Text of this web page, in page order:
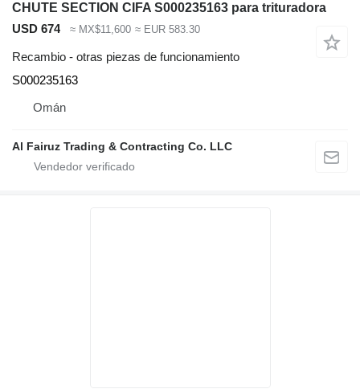
CHUTE SECTION CIFA S000235163 para trituradora
USD 674
≈ MX$11,600 ≈ EUR 583.30
Recambio - otras piezas de funcionamiento
S000235163
Omán
Al Fairuz Trading & Contracting Co. LLC